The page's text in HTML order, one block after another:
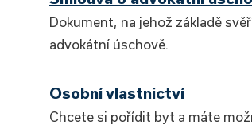
Dokument, na jehož základě
advokátní úschově.
Osobní vlastnictví
Chcete si pořídit byt a máte